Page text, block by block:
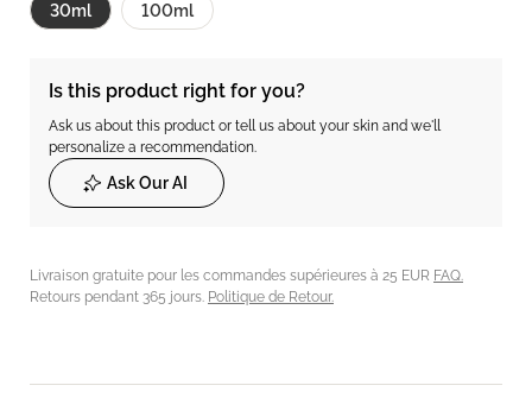
30ml 100ml
Is this product right for you?
Ask us about this product or tell us about your skin and we'll
personalize a recommendation.
Ask Our AI
Livraison gratuite pour les commandes supérieures à 25 EUR FAQ.
Retours pendant 365 jours. Politique de Retour.